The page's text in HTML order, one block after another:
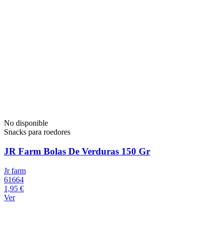
No disponible
Snacks para roedores
JR Farm Bolas De Verduras 150 Gr
Jr farm
61664
1,95 €
Ver